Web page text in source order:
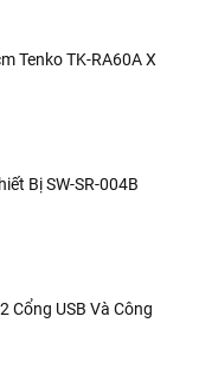
Tenko TK-RA60A X
Bị SW-SR-004B
Cổng USB Và Công